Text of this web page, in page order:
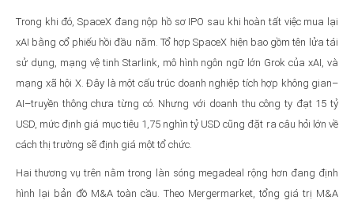
Trong khi đó, SpaceX đang nộp hồ sơ IPO sau khi hoàn tất việc mua lại
xAI bằng cổ phiếu hồi đầu năm. Tổ hợp SpaceX hiện bao gồm tên lửa tái
sử dụng, mạng vệ tinh Starlink, mô hình ngôn ngữ lớn Grok của xAI, và
mạng xã hội X. Đây là một cấu trúc doanh nghiệp tích hợp không gian–
AI–truyền thông chưa từng có. Nhưng với doanh thu công ty đạt 15 tỷ
USD, mức định giá mục tiêu 1,75 nghìn tỷ USD cũng đặt ra câu hỏi lớn về
cách thị trường sẽ định giá một tổ chức.
Hai thương vụ trên nằm trong làn sóng megadeal rộng hơn đang định
hình lại bản đồ M&A toàn cầu. Theo Mergermarket, tổng giá trị M&A